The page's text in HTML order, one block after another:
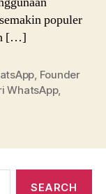
populer
[…]
, Founder
WhatsApp,